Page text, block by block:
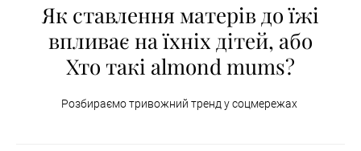
Як ставлення матерів до їжі
впливає на їхніх дітей, або
Хто такі almond mums?
Розбираємо тривожний тренд у соцмережах